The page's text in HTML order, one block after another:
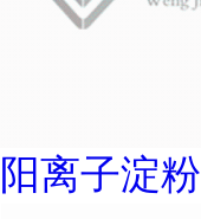
阳离子淀粉